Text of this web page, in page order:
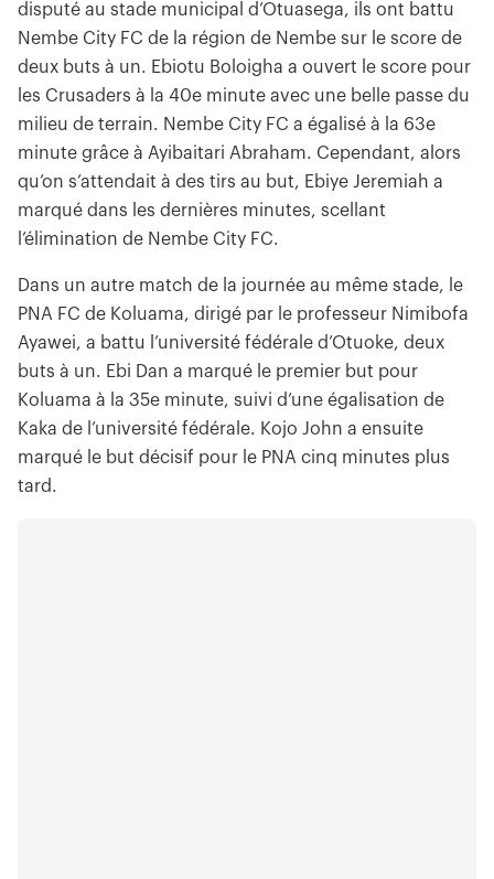
disputé au stade municipal d’Otuasega, ils ont battu
Nembe City FC de la région de Nembe sur le score de
deux buts à un. Ebiotu Boloigha a ouvert le score pour
les Crusaders à la 40e minute avec une belle passe du
milieu de terrain. Nembe City FC a égalisé à la 63e
minute grâce à Ayibaitari Abraham. Cependant, alors
qu’on s’attendait à des tirs au but, Ebiye Jeremiah a
marqué dans les dernières minutes, scellant
l’élimination de Nembe City FC.
Dans un autre match de la journée au même stade, le
PNA FC de Koluama, dirigé par le professeur Nimibofa
Ayawei, a battu l’université fédérale d’Otuoke, deux
buts à un. Ebi Dan a marqué le premier but pour
Koluama à la 35e minute, suivi d’une égalisation de
Kaka de l’université fédérale. Kojo John a ensuite
marqué le but décisif pour le PNA cinq minutes plus
tard.